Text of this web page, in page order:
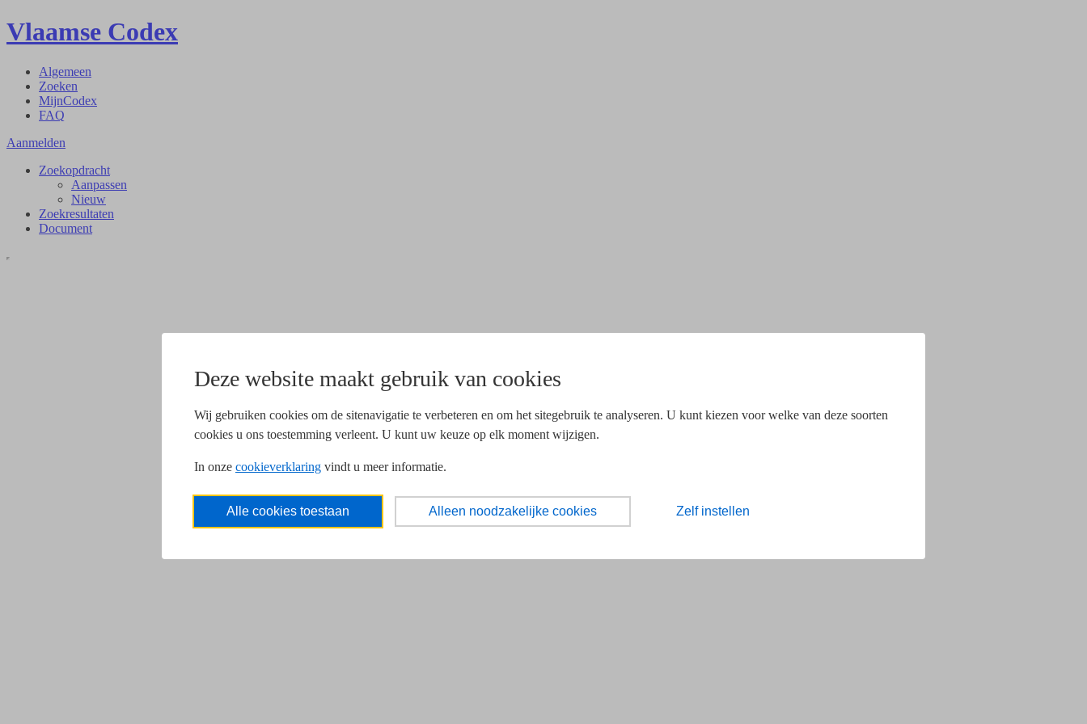
Deze website maakt gebruik van cookies
Wij gebruiken cookies om de sitenavigatie te verbeteren en om het sitegebruik te analyseren. U kunt kiezen voor welke van deze soorten
cookies u ons toestemming verleent. U kunt uw keuze op elk moment wijzigen.
In onze cookieverklaring vindt u meer informatie.
Alle cookies toestaan Alleen noodzakelijke cookies Zelf instellen
Vlaamse Codex
Algemeen
Zoeken
MijnCodex
FAQ
Aanmelden
Zoekopdracht
Aanpassen
Nieuw
Zoekresultaten
Document